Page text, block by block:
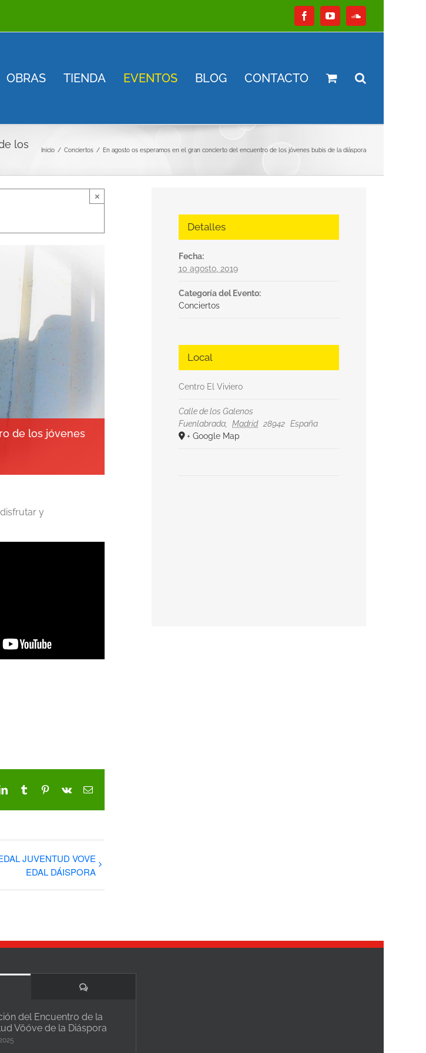
FacebookYouTubeSoundCloud
OBRAS TIENDA EVENTOS BLOG CONTACTO
los
Inicio Conciertos En agosto os esperamos en el gran concierto del encuentro de los jóvenes bubis de la diáspora
×
de los jóvenes
y
LinkedInTumblr Pinterest
Vk
Correo
JUVENTUD VOVE
EDAL DÁISPORA
Detalles
Fecha:
10 agosto, 2019
Categoría del Evento:
Conciertos
Local
Centro El Viviero
Calle de los Galenos
Fuenlabrada, Madrid 28942 España
+ Google Map
Comentarios
del Encuentro de la
Vöóve de la Diáspora